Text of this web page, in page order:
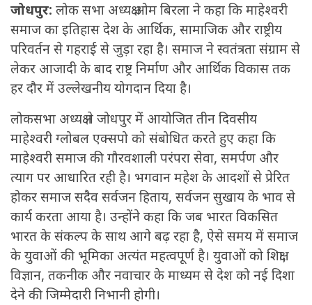
जोधपुर: लोक सभा अध्यक्ष ओम बिरला ने कहा कि माहेश्वरी
समाज का इतिहास देश के आर्थिक, सामाजिक और राष्ट्रीय
परिवर्तन से गहराई से जुड़ा रहा है। समाज ने स्वतंत्रता संग्राम से
लेकर आजादी के बाद राष्ट्र निर्माण और आर्थिक विकास तक
हर दौर में उल्लेखनीय योगदान दिया है।
लोकसभा अध्यक्ष ने जोधपुर में आयोजित तीन दिवसीय
माहेश्वरी ग्लोबल एक्सपो को संबोधित करते हुए कहा कि
माहेश्वरी समाज की गौरवशाली परंपरा सेवा, समर्पण और
त्याग पर आधारित रही है। भगवान महेश के आदशों से प्रेरित
होकर समाज सदैव सर्वजन हिताय, सर्वजन सुखाय के भाव से
कार्य करता आया है। उन्होंने कहा कि जब भारत विकसित
भारत के संकल्प के साथ आगे बढ़ रहा है, ऐसे समय में समाज
के युवाओं की भूमिका अत्यंत महत्वपूर्ण है। युवाओं को शिक्षा,
विज्ञान, तकनीक और नवाचार के माध्यम से देश को नई दिशा
देने की जिम्मेदारी निभानी होगी।